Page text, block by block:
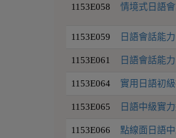
1153E058 情境式日語
1153E059 日語會話能
1153E061 日語會話能
1153E064 實用日語初
1153E065 日語中級實
1153E066 點線面日語